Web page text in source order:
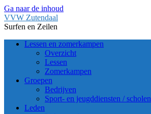
Ga naar de inhoud
VVW Zutendaal
Surfen en Zeilen
Lessen en zomerkampen
Overzicht
Lessen
Zomerkampen
Groepen
Bedrijven
Sport- en jeugddiensten / scholen
Leden